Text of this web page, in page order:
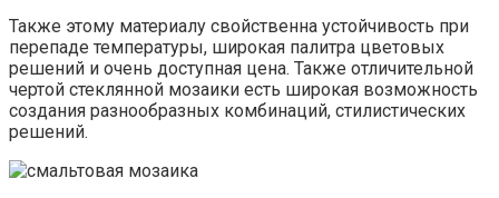
Также этому материалу свойственна устойчивость при
перепаде температуры, широкая палитра цветовых
решений и очень доступная цена. Также отличительной
чертой стеклянной мозаики есть широкая возможность
создания разнообразных комбинаций, стилистических
решений.